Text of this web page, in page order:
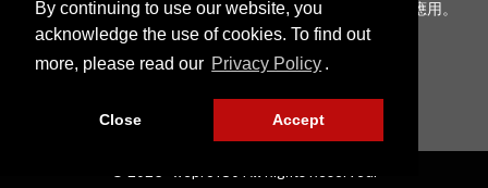
By continuing to use our website, you
acknowledge the use of cookies. To find out
more, please read our Privacy Policy .
Close Accept
致力提升亞太地區科技知識及網絡安全意識，促進新技術應用。